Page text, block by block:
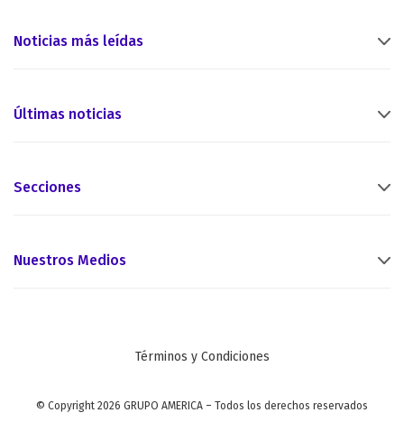
Noticias más leídas
Últimas noticias
Secciones
Nuestros Medios
Términos y Condiciones
© Copyright 2026 GRUPO AMERICA – Todos los derechos reservados